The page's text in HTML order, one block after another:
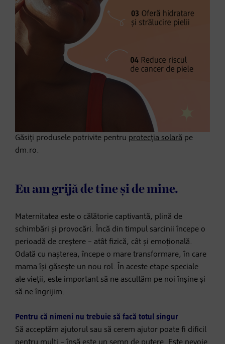
Găsiți produsele potrivite pentru protecția solară pe
dm.ro.
Eu am grijă de tine și de mine.
Maternitatea este o călătorie captivantă, plină de
schimbări și provocări. Încă din timpul sarcinii începe o
perioadă de creștere – atât fizică, cât și emoțională.
Odată cu nașterea, începe o mare transformare, în care
mama își găsește un nou rol. În aceste etape speciale
ale vieții, este important să ne ascultăm pe noi înșine și
să ne îngrijim.
Pentru că nimeni nu trebuie să facă totul singur
Să acceptăm ajutorul sau să cerem ajutor poate fi dificil